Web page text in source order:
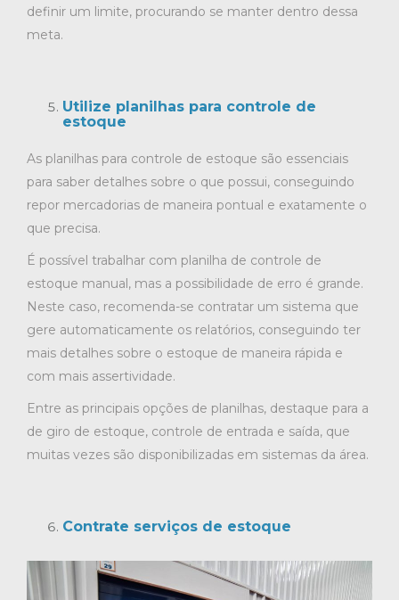
definir um limite, procurando se manter dentro dessa
meta.
Utilize planilhas para controle de
estoque
As planilhas para controle de estoque são essenciais
para saber detalhes sobre o que possui, conseguindo
repor mercadorias de maneira pontual e exatamente o
que precisa.
É possível trabalhar com planilha de controle de
estoque manual, mas a possibilidade de erro é grande.
Neste caso, recomenda-se contratar um sistema que
gere automaticamente os relatórios, conseguindo ter
mais detalhes sobre o estoque de maneira rápida e
com mais assertividade.
Entre as principais opções de planilhas, destaque para a
de giro de estoque, controle de entrada e saída, que
muitas vezes são disponibilizadas em sistemas da área.
Contrate serviços de estoque